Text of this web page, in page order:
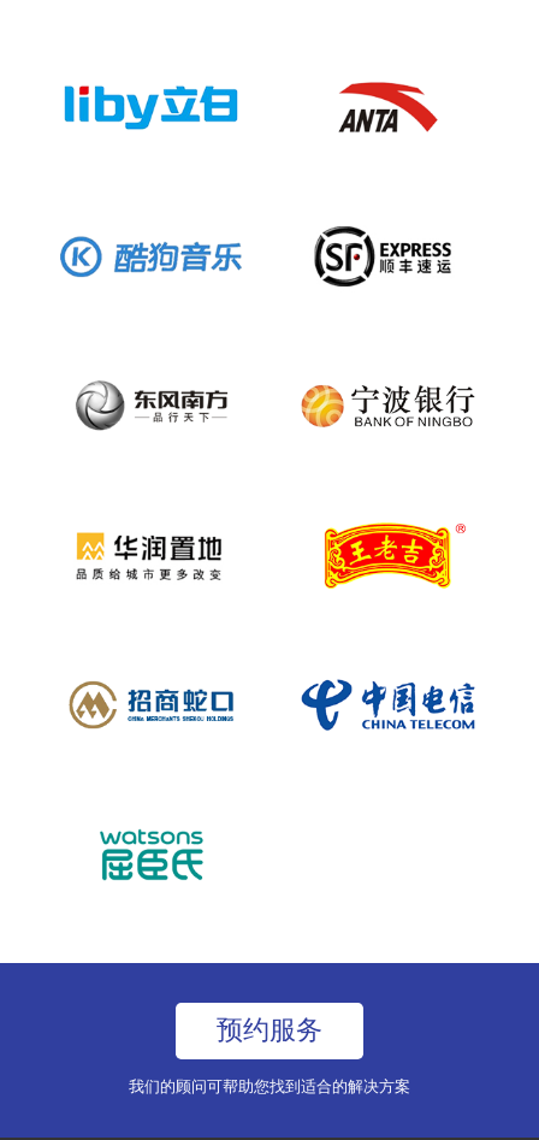
预约服务
我们的顾问可帮助您找到适合的解决方案